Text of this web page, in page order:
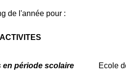
de l'année pour :
ACTIVITES
en période scolaire Ecole